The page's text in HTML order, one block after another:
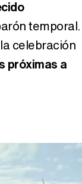
Tráiler en catalán de 'Ravalear', la nueva serie de HBO Max sobre los fondos buitre
temporal.
celebración
próximas a